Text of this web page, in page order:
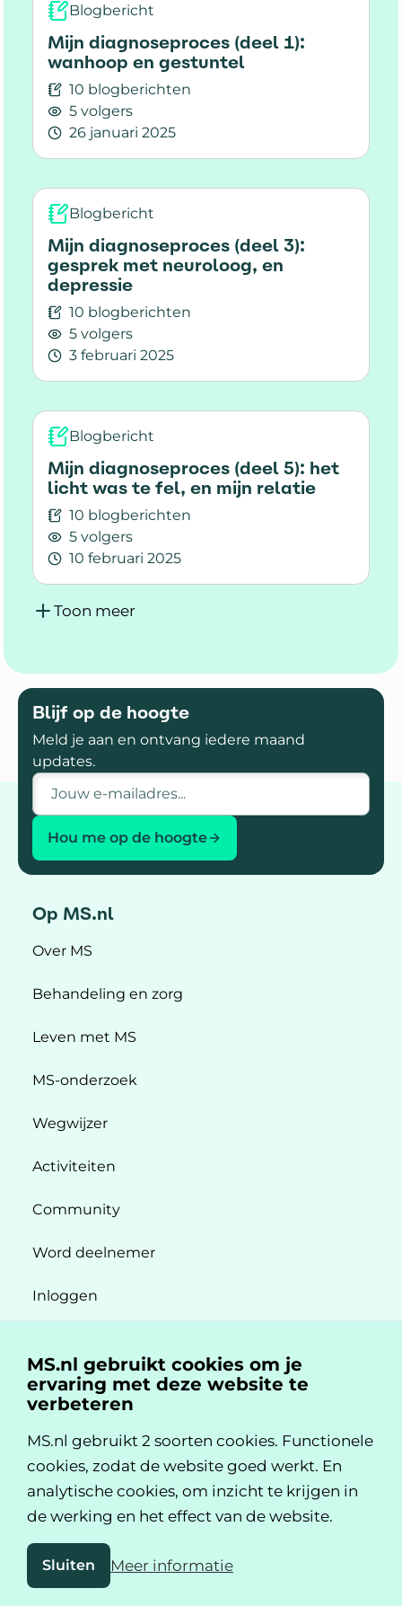
cognitieve problemen en incontinentie.
MS zorgde de afgelopen jaren ook
voor seksuele klachten en problemen in
haar relatie.
Blogbericht
Mijn diagnoseproces (deel 1):
wanhoop en gestuntel
10 blogberichten
5 volgers
26 januari 2025
Lees meer over Mijn diagnoseproces (deel 1):
Blogbericht
Mijn diagnoseproces (deel 3):
gesprek met neuroloog, en
depressie
10 blogberichten
5 volgers
3 februari 2025
Lees meer over Mijn diagnoseproces (deel 3):
Blogbericht
Mijn diagnoseproces (deel 5): het
licht was te fel, en mijn relatie
10 blogberichten
5 volgers
10 februari 2025
Lees meer over Mijn diagnoseproces (deel 5):
Toon meer
Blijf op de hoogte
Meld je aan en ontvang iedere maand
updates.
E-mailadres
Hou me op de hoogte
Op MS.nl
Over MS
Behandeling en zorg
Leven met MS
MS-onderzoek
Wegwijzer
Activiteiten
Community
Word deelnemer
Inloggen
Snel naar
Alle onderwerpen
Alle video's
Alle afbeeldingen
Over MS.nl
MS.nl gebruikt cookies om je
ervaring met deze website te
verbeteren
MS.nl gebruikt 2 soorten cookies. Functionele
cookies, zodat de website goed werkt. En
analytische cookies, om inzicht te krijgen in
de werking en het effect van de website.
Sluiten Meer informatie